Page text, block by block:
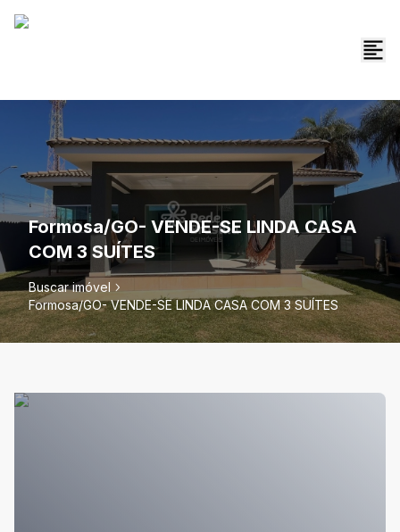
Formosa/GO- VENDE-SE LINDA CASA
COM 3 SUÍTES
Buscar imóvel
Formosa/GO- VENDE-SE LINDA CASA COM 3 SUÍTES